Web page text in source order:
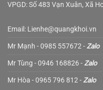
VPGD: Số 483 Vạn Xuân, Xã
Email: Lienhe@quangkhoi.vn
Mr Mạnh - 0985 557672 - Zalo
Mr Tùng - 0946 168826 - Zalo
Mr Hòa - 0965 796 812 - Zalo